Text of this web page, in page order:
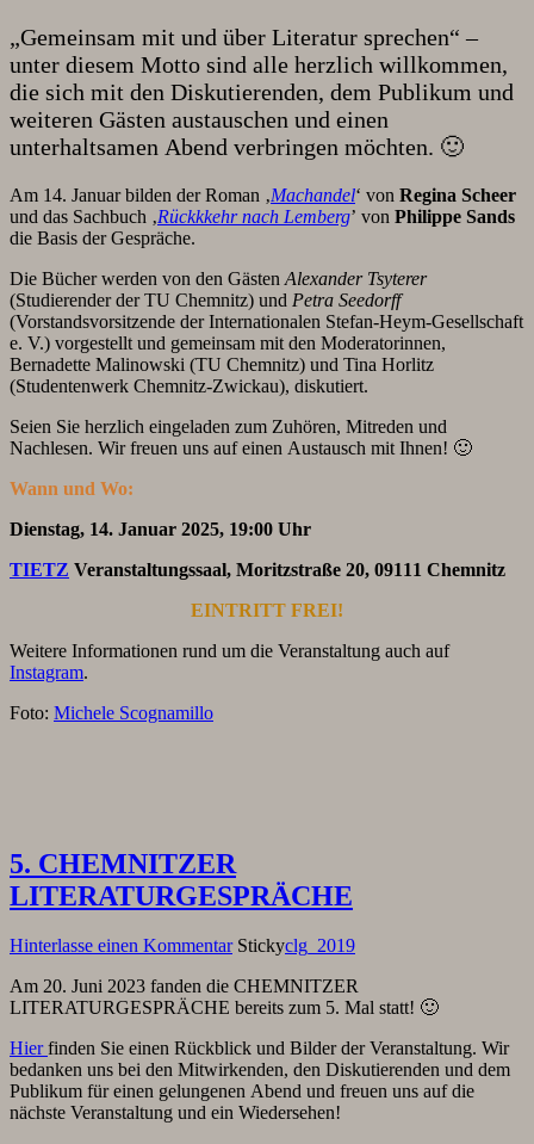
„Gemeinsam mit und über Literatur sprechen“ –
unter diesem Motto sind alle herzlich willkommen,
die sich mit den Diskutierenden, dem Publikum und
weiteren Gästen austauschen und einen
unterhaltsamen Abend verbringen möchten. 🙂
Am 14. Januar bilden der Roman ‚Machandel‘ von Regina Scheer
und das Sachbuch ‚Rückkkehr nach Lemberg’ von Philippe Sands
die Basis der Gespräche.
Die Bücher werden von den Gästen Alexander Tsyterer
(Studierender der TU Chemnitz) und Petra Seedorff
(Vorstandsvorsitzende der Internationalen Stefan-Heym-Gesellschaft
e. V.) vorgestellt und gemeinsam mit den Moderatorinnen,
Bernadette Malinowski (TU Chemnitz) und Tina Horlitz
(Studentenwerk Chemnitz-Zwickau), diskutiert.
Seien Sie herzlich eingeladen zum Zuhören, Mitreden und
Nachlesen. Wir freuen uns auf einen Austausch mit Ihnen! 🙂
Wann und Wo:
Dienstag, 14. Januar 2025, 19:00 Uhr
TIETZ Veranstaltungssaal, Moritzstraße 20, 09111 Chemnitz
EINTRITT FREI!
Weitere Informationen rund um die Veranstaltung auch auf
Instagram.
Foto: Michele Scognamillo
5. CHEMNITZER
LITERATURGESPRÄCHE
Hinterlasse einen Kommentar Stickyclg_2019
Am 20. Juni 2023 fanden die CHEMNITZER
LITERATURGESPRÄCHE bereits zum 5. Mal statt! 🙂
Hierfinden Sie einen Rückblick und Bilder der Veranstaltung. Wir
bedanken uns bei den Mitwirkenden, den Diskutierenden und dem
Publikum für einen gelungenen Abend und freuen uns auf die
nächste Veranstaltung und ein Wiedersehen!